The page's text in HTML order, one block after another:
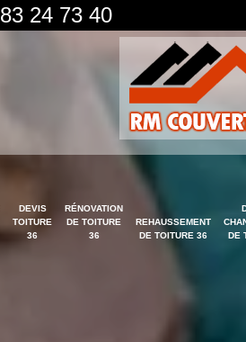
24 73 40
DEVIS
TOITURE
36
RÉNOVATION
DE TOITURE
36
REHAUSSEMENT
DE TOITURE 36
DE